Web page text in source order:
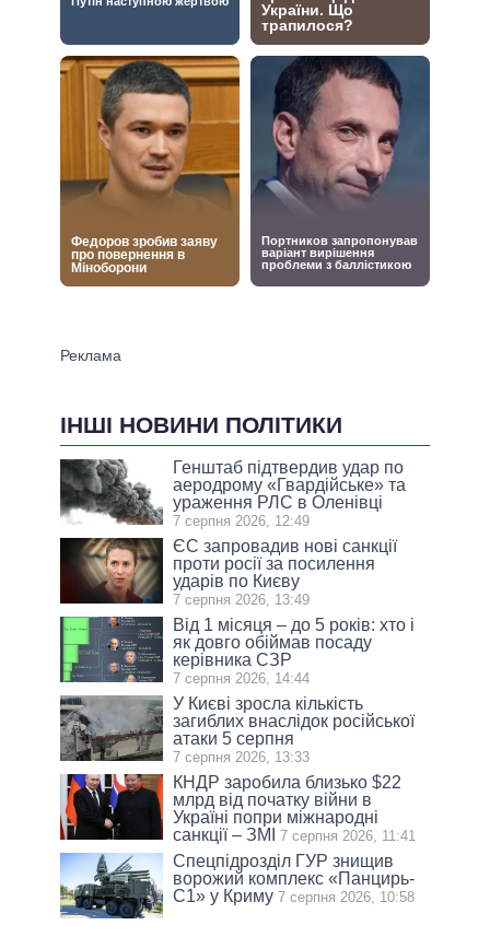
ІНШІ НОВИНИ ПОЛІТИКИ
Генштаб підтвердив удар по
аеродрому «Гвардійське» та
ураження РЛС в Оленівці
7 серпня 2026, 12:49
ЄС запровадив нові санкції
проти росії за посилення
ударів по Києву
7 серпня 2026, 13:49
Від 1 місяця – до 5 років: хто і
як довго обіймав посаду
керівника СЗР
7 серпня 2026, 14:44
У Києві зросла кількість
загиблих внаслідок російської
атаки 5 серпня
7 серпня 2026, 13:33
КНДР заробила близько $22
млрд від початку війни в
Україні попри міжнародні
санкції – ЗМІ
7 серпня 2026, 11:41
Спецпідрозділ ГУР знищив
ворожий комплекс «Панцирь-
С1» у Криму 7 серпня 2026, 10:58